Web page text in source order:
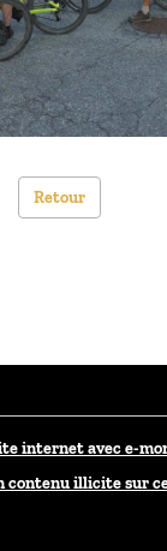
Retour
internet avec e-
contenu illicite sur